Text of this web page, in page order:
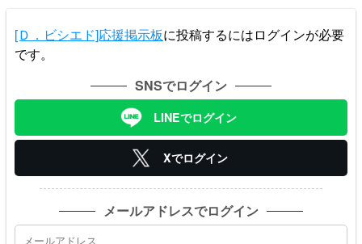
[Ｄ．ビシエド]応援掲示板に投稿するにはログインが必要
です。
SNSでログイン
LINEでログイン
Xでログイン
メールアドレスでログイン